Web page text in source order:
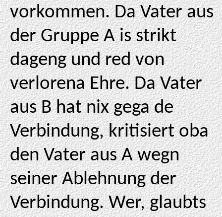
vorkommen. Da Vater aus
der Gruppe A is strikt
dageng und red von
verlorena Ehre. Da Vater
aus B hat nix gega de
Verbindung, kritisiert oba
den Vater aus A wegn
seiner Ablehnung der
Verbindung. Wer, glaubts